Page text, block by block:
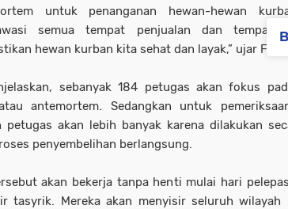
untuk penanganan hewan-hewan
semua tempat penjualan dan tempat
hewan kurban kita sehat dan layak,” ujar
sebanyak 184 petugas akan fokus
antemortem. Sedangkan untuk
petugas akan lebih banyak karena dilakukan
penyembelihan berlangsung.
akan bekerja tanpa henti mulai hari
tasyrik. Mereka akan menyisir seluruh wilayah